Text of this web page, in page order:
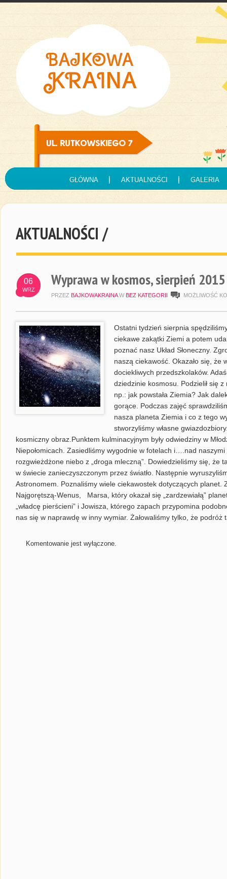
GŁÓWNA AKTUALNOŚCI GALERIA
AKTUALNOŚCI /
06
WRZ
Wyprawa w kosmos, sierpień 2015
PRZEZ BAJKOWAKRAINA W BEZ KATEGORII MOŻLIWOŚĆ
Ostatni tydzień sierpnia
ciekawe zakątki Ziemi a potem
poznać nasz Układ Słoneczny.
naszą ciekawość. Okazało się, że
dociekliwych przedszkolaków.
dziedzinie kosmosu. Podzielił się
np.: jak powstała Ziemia? Jak
gorące. Podczas zajęć
nasza planeta Ziemia i co z tego
stworzyliśmy własne
kosmiczny obraz.Punktem kulminacyjnym były odwiedziny w
Niepołomicach. Zasiedliśmy wygodnie w fotelach i….nad naszymi
rozgwieżdżone niebo z „droga mleczną”. Dowiedzieliśmy się, że
w świecie zanieczyszczonym przez światło. Następnie
Astronomem. Poznaliśmy wiele ciekawostek dotyczących planet.
Najgorętszą-Wenus, Marsa, który okazał się „zardzewiałą”
„władcę pierścieni” i Jowisza, którego zapach przypomina
nas się w naprawdę w inny wymiar. Żałowaliśmy tylko, że podróż
Komentowanie jest wyłączone.